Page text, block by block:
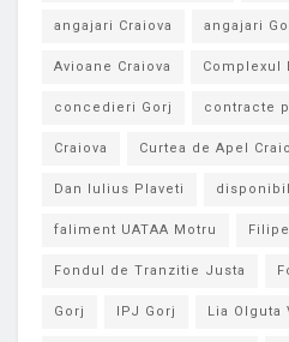
angajari Craiova angajari
Avioane Craiova Complexul
concedieri Gorj contracte
Craiova Curtea de Apel
Dan Iulius Plaveti
faliment UATAA Motru
Fondul de Tranzitie Justa
Gorj IPJ Gorj Lia Olguta